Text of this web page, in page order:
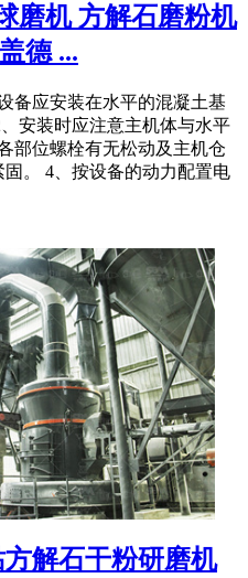
磨机 方解石磨粉机
德 ...
备应安装在水平的混凝土基
安装时应注意主机体与水平
部位螺栓有无松动及主机仓
。 4、按设备的动力配置电
解石干粉研磨机